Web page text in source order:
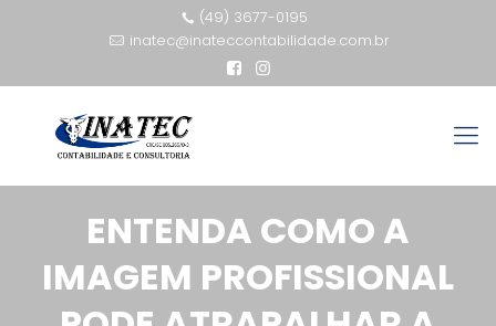
(49) 3677-0195
inatec@inateccontabilidade.com.br
ENTENDA COMO A
IMAGEM PROFISSIONAL